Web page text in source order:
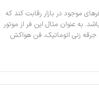
موجود در بازار رقابت کند که
به عنوان مثال این فر از موتور
زنی اتوماتیک، فن هواکش